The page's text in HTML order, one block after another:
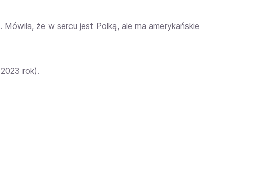
że w sercu jest Polką, ale ma amerykańskie
rok).